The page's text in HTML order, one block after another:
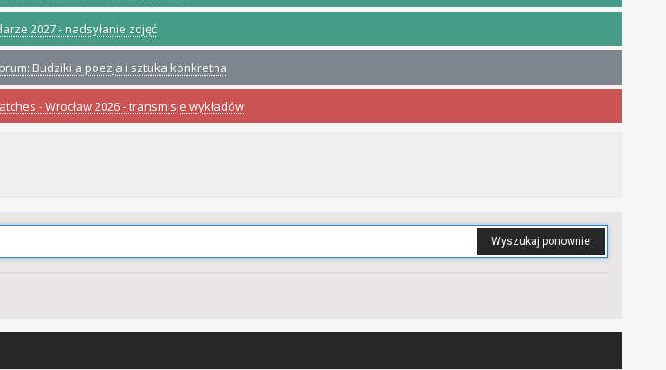
2027 - nadsyłanie zdjęć
Budziki a poezja i sztuka konkretna
- Wrocław 2026 - transmisje wykładów
Wyszukaj ponownie